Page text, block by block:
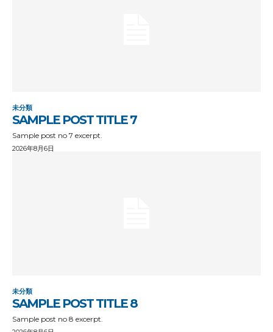
未分類
SAMPLE POST TITLE 7
Sample post no 7 excerpt.
2026年8月6日
未分類
SAMPLE POST TITLE 8
Sample post no 8 excerpt.